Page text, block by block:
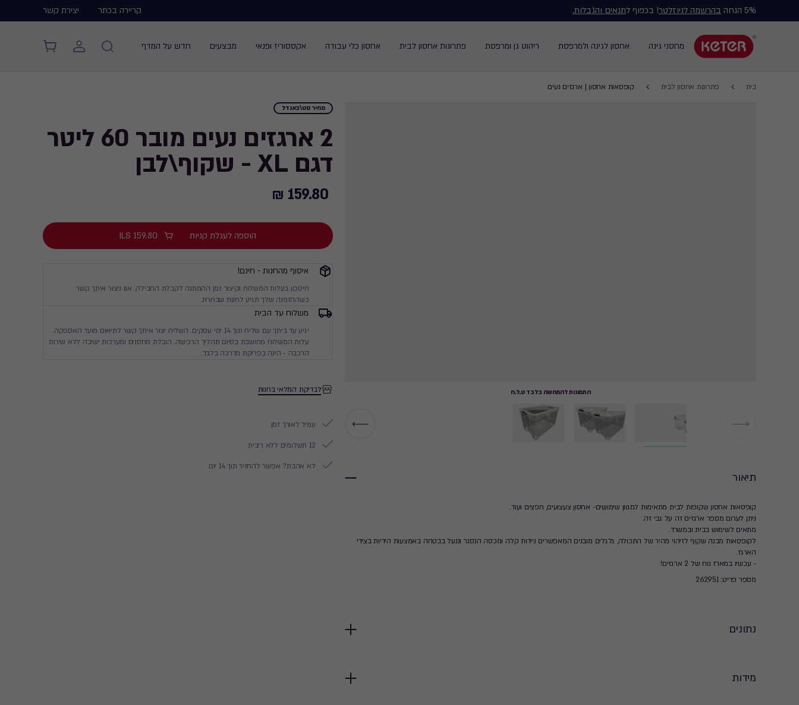
5% הנחה בהרשמה לניוזלטר! בכפוף לתנאים והגבלות. קריירה בכתר
יצירת קשר
navigation
מחסני גינה אחסון לגינה ולמרפסת ריהוט גן ומרפסת פתרונות אחסון לבית אחסון כלי עבודה אקססוריז ופנאי מבצעים חדש על המדף
Main
בית פתרונות אחסון לבית קופסאות אחסון | ארגזים נעים
מחיר סט\באנדל
2 ארגזים נעים מובר 60 ליטר
דגם XL - שקוף\לבן
159.80
159.80 ₪
הוספה לעגלת קניות ILS 159.80
איסוף מהחנות - חינם!
חיסכון בעלות המשלוח וקיצור זמן ההמתנה לקבלת החבילה. אנו ניצור איתך קשר
כשההזמנה שלך תגיע לחנות שבחרת.
משלוח עד הבית
יגיע עד ביתך עם שליח תוך 14 ימי עסקים. השליח יצור איתך קשר לתיאום מועד האספקה.
עלות המשלוח מחושבת בסיום תהליך הרכישה. הובלת מחסנים ומערכות ישיבה ללא שירות
הרכבה - הינה בפריקת מדרכה בלבד.
לבדיקת המלאי בחנות
עמיד לאורך זמן
12 תשלומים ללא ריבית
לא אהבת? אפשר להחזיר תוך 14 יום
התמונות להמחשה בלבד ט.ל.ח
תיאור
קופסאות אחסון שקופות לבית מתאימות למגוון שימושים- אחסון צעצועים, חפצים ועוד.
ניתן לערום מספר ארגזים זה על גבי זה.
מתאים לשימוש בבית ובמשרד.
לקופסאות מבנה שקוף לזיהוי מהיר של התכולה, גלגלים מובנים המאפשרים ניידות קלה ומכסה הנסגר וננעל בבטחה באמצעות הידיות בצידי
הארגז.
- עכשיו במארז נוח של 2 ארגזים!
מספר פריט: 262951
נתונים
מידות